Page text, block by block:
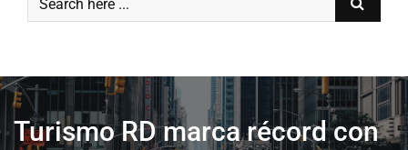
Turismo RD marca récord con